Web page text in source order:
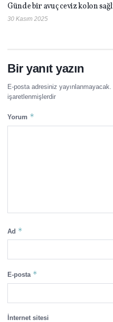
Günde bir avuç ceviz kolon
30 Kasım 2025
Bir yanıt yazın
E-posta adresiniz yayınlanmayacak.
işaretlenmişlerdir
Yorum *
Ad *
E-posta *
İnternet sitesi